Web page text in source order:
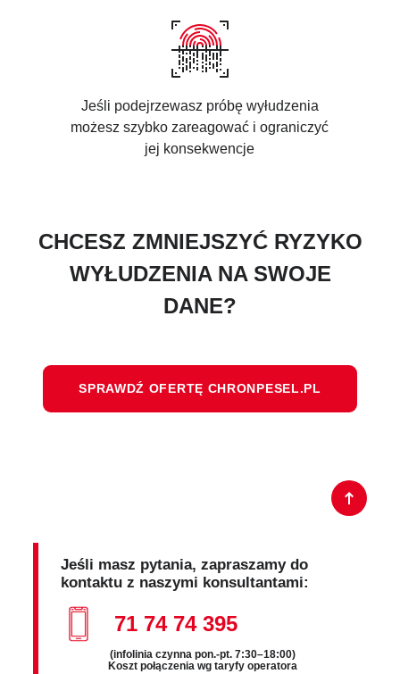
Jeśli podejrzewasz próbę wyłudzenia
możesz szybko zareagować i ograniczyć
jej konsekwencje
CHCESZ ZMNIEJSZYĆ RYZYKO
WYŁUDZENIA NA SWOJE
DANE?
SPRAWDŹ OFERTĘ CHRONPESEL.PL
Jeśli masz pytania, zapraszamy do
kontaktu z naszymi konsultantami:
71 74 74 395
(infolinia czynna pon.-pt. 7:30–18:00)
Koszt połączenia wg taryfy operatora